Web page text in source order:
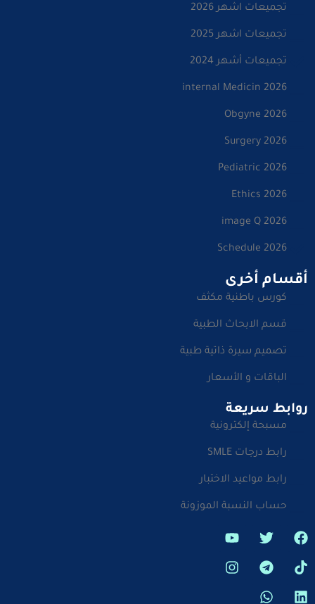
تجميعات اشهر 2026
تجميعات اشهر 2025
تجميعات أشهر 2024
internal Medicin 2026
Obgyne 2026
Surgery 2026
Pediatric 2026
Ethics 2026
image Q 2026
Schedule 2026
أقسام أخرى
كورس باطنية مكثف
قسم الابحاث الطبية
تصميم سيرة ذاتية طبية
الباقات و الأسعار
روابط سريعة
مسبحة إلكترونية
رابط درجات SMLE
رابط مواعيد الاختبار
حساب النسبة الموزونة